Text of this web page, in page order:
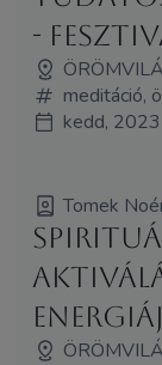
-
meditáció,
kedd,
Tomek